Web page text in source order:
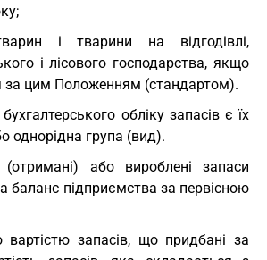
і тварини на відгодівлі,
і лісового господарства, якщо
за цим Положенням (стандартом).
обліку запасів є їх
однорідна група (вид).
або вироблені запаси
баланс підприємства за первісною
вартістю запасів, що придбані за